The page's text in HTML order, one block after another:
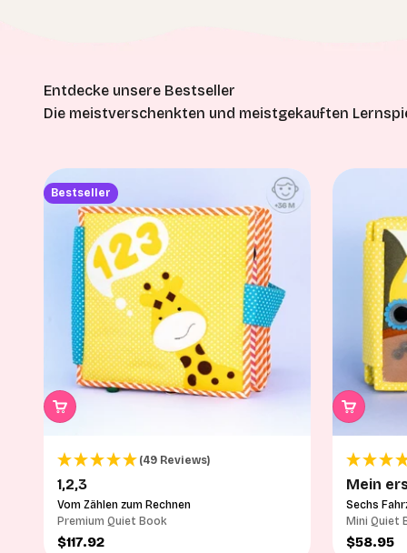
Die meistverschenkten und meistgekauften
Bestseller
(49 Reviews)
1,2,3
Vom Zählen zum Rechnen
Premium Quiet Book
Angebot
$117.92
Mein
Sechs
Mini Quiet
Angebot
$58.95